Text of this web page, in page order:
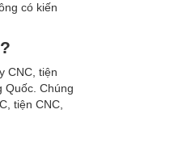
có kiến
CNC, tiện
Quốc. Chúng
tiện CNC,